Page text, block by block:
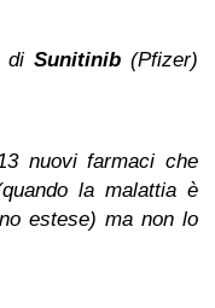
di Sunitinib(Pfizer)
nuovi farmaci che
la malattia è
estese) ma non lo